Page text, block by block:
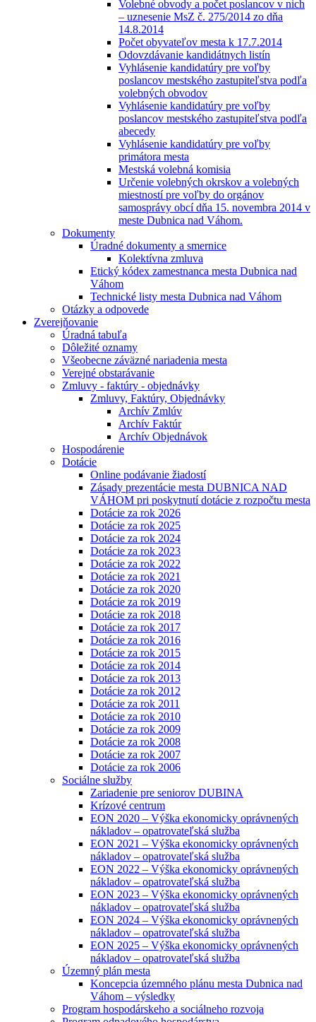
Volebné obvody a počet poslancov v nich
– uznesenie MsZ č. 275/2014 zo dňa
14.8.2014
Počet obyvateľov mesta k 17.7.2014
Odovzdávanie kandidátnych listín
Vyhlásenie kandidatúry pre voľby
poslancov mestského zastupiteľstva podľa
volebných obvodov
Vyhlásenie kandidatúry pre voľby
poslancov mestského zastupiteľstva podľa
abecedy
Vyhlásenie kandidatúry pre voľby
primátora mesta
Mestská volebná komisia
Určenie volebných okrskov a volebných
miestností pre voľby do orgánov
samosprávy obcí dňa 15. novembra 2014 v
meste Dubnica nad Váhom.
Dokumenty
Úradné dokumenty a smernice
Kolektívna zmluva
Etický kódex zamestnanca mesta Dubnica nad
Váhom
Technické listy mesta Dubnica nad Váhom
Otázky a odpovede
Zverejňovanie
Úradná tabuľa
Dôležité oznamy
Všeobecne záväzné nariadenia mesta
Verejné obstarávanie
Zmluvy - faktúry - objednávky
Zmluvy, Faktúry, Objednávky
Archív Zmlúv
Archív Faktúr
Archív Objednávok
Hospodárenie
Dotácie
Online podávanie žiadostí
Zásady prezentácie mesta DUBNICA NAD
VÁHOM pri poskytnutí dotácie z rozpočtu mesta
Dotácie za rok 2026
Dotácie za rok 2025
Dotácie za rok 2024
Dotácie za rok 2023
Dotácie za rok 2022
Dotácie za rok 2021
Dotácie za rok 2020
Dotácie za rok 2019
Dotácie za rok 2018
Dotácie za rok 2017
Dotácie za rok 2016
Dotácie za rok 2015
Dotácie za rok 2014
Dotácie za rok 2013
Dotácie za rok 2012
Dotácie za rok 2011
Dotácie za rok 2010
Dotácie za rok 2009
Dotácie za rok 2008
Dotácie za rok 2007
Dotácie za rok 2006
Sociálne služby
Zariadenie pre seniorov DUBINA
Krízové centrum
EON 2020 – Výška ekonomicky oprávnených
nákladov – opatrovateľská služba
EON 2021 – Výška ekonomicky oprávnených
nákladov – opatrovateľská služba
EON 2022 – Výška ekonomicky oprávnených
nákladov – opatrovateľská služba
EON 2023 – Výška ekonomicky oprávnených
nákladov – opatrovateľská služba
EON 2024 – Výška ekonomicky oprávnených
nákladov – opatrovateľská služba
EON 2025 – Výška ekonomicky oprávnených
nákladov – opatrovateľská služba
Územný plán mesta
Koncepcia územného plánu mesta Dubnica nad
Váhom – výsledky
Program hospodárskeho a sociálneho rozvoja